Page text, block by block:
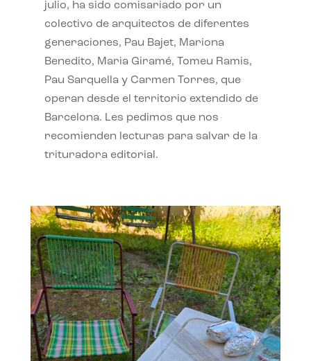
julio, ha sido comisariado por un
colectivo de arquitectos de diferentes
generaciones, Pau Bajet, Mariona
Benedito, Maria Giramé, Tomeu Ramis,
Pau Sarquella y Carmen Torres, que
operan desde el territorio extendido de
Barcelona. Les pedimos que nos
recomienden lecturas para salvar de la
trituradora editorial.